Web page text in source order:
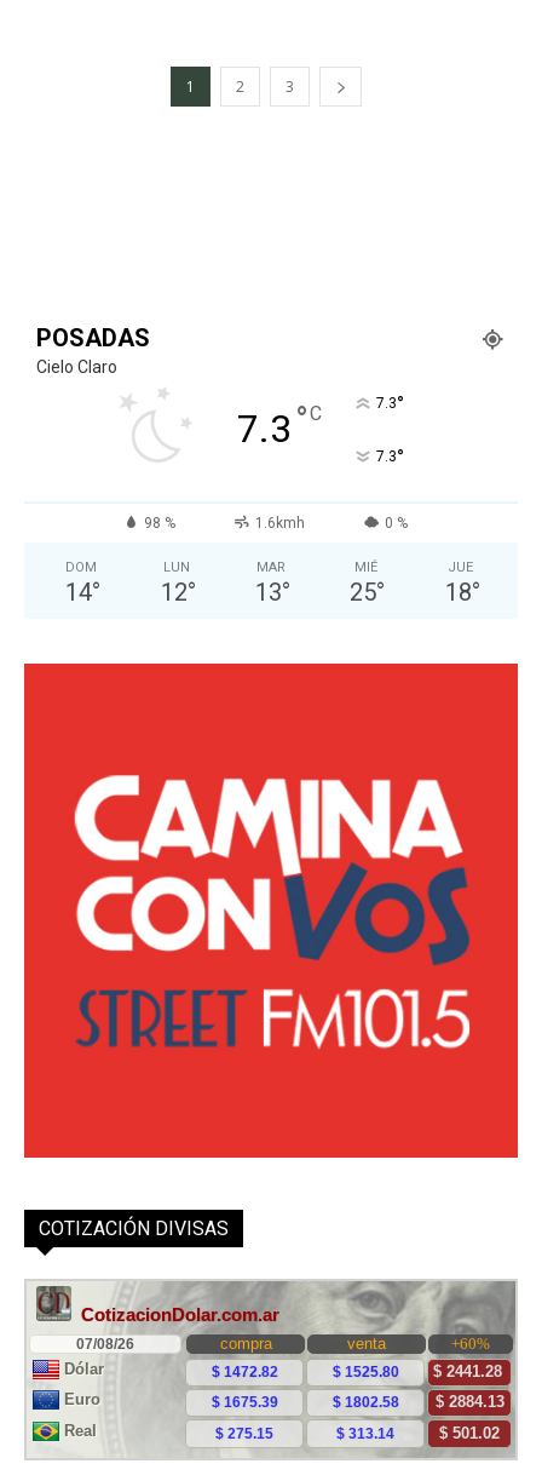
1 2 3
POSADAS
Cielo Claro
7.3 °C 7.3°
7.3°
98 % 1.6kmh 0 %
DOM
14°
LUN
12°
MAR
13°
MIÉ
25°
JUE
18°
COTIZACIÓN DIVISAS